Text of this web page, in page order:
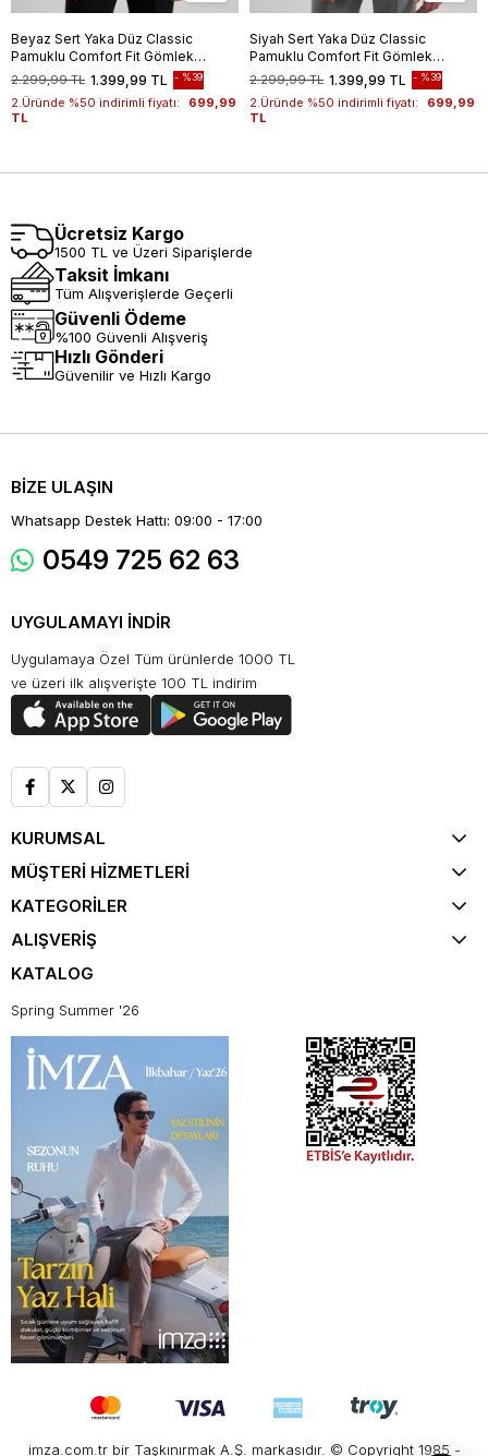
Beyaz Sert Yaka Düz Classic
Pamuklu Comfort Fit Gömlek
1004250213 1.399,99 TL
2.299,99 TL %39
2.Üründe %50 indirimli fiyatı:
699,99
TL
Siyah Sert Yaka Düz Classic
Pamuklu Comfort Fit Gömlek
1004250213 1.399,99 TL
2.299,99 TL %39
2.Üründe %50 indirimli fiyatı:
699,99
TL
Ücretsiz Kargo
1500 TL ve Üzeri Siparişlerde
Taksit İmkanı
Tüm Alışverişlerde Geçerli
Güvenli Ödeme
%100 Güvenli Alışveriş
Hızlı Gönderi
Güvenilir ve Hızlı Kargo
BİZE ULAŞIN
Whatsapp Destek Hattı: 09:00 - 17:00
0549 725 62 63
UYGULAMAYI İNDİR
Uygulamaya Özel Tüm ürünlerde 1000 TL
ve üzeri ilk alışverişte 100 TL indirim
KURUMSAL
MÜŞTERİ HİZMETLERİ
KATEGORİLER
ALIŞVERİŞ
KATALOG
Spring Summer '26
imza.com.tr bir Taşkınırmak A.Ş. markasıdır. © Copyright 1985 -